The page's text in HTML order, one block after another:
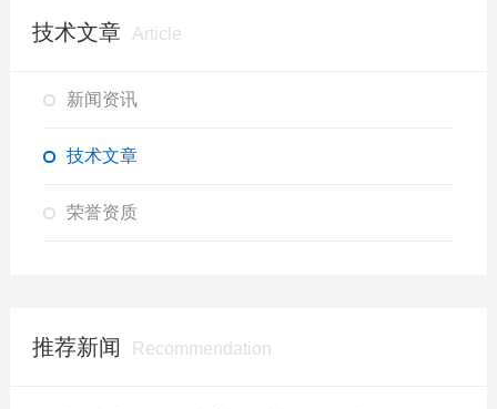
技术文章 Article
新闻资讯
技术文章
荣誉资质
推荐新闻 Recommendation